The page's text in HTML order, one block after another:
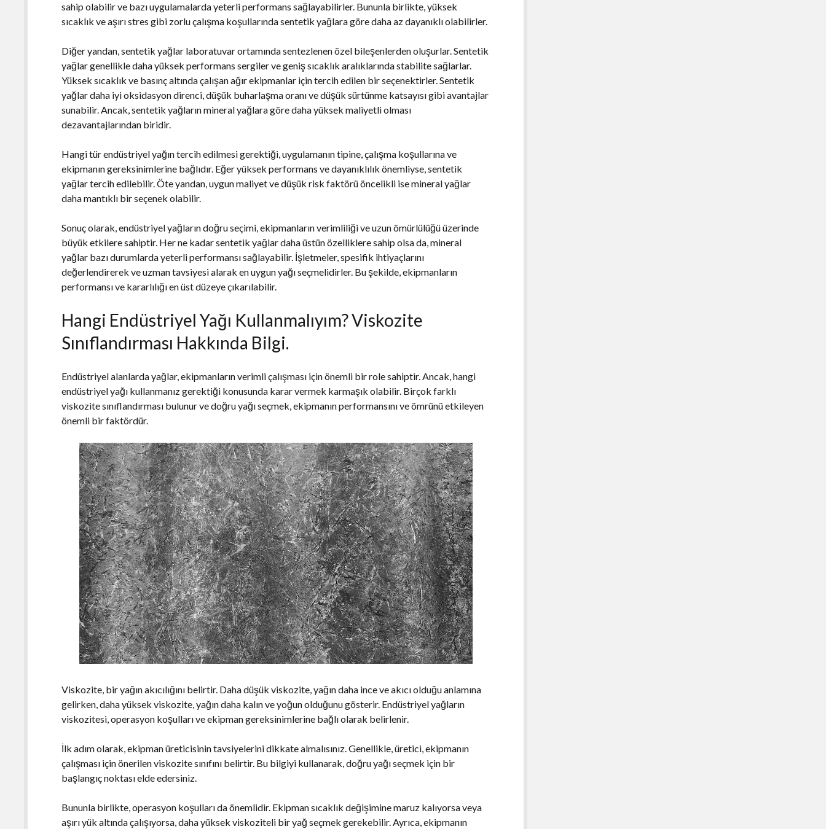
sahip olabilir ve bazı uygulamalarda yeterli performans sağlayabilirler. Bununla birlikte, yüksek
sıcaklık ve aşırı stres gibi zorlu çalışma koşullarında sentetik yağlara göre daha az dayanıklı olabilirler.
Diğer yandan, sentetik yağlar laboratuvar ortamında sentezlenen özel bileşenlerden oluşurlar. Sentetik
yağlar genellikle daha yüksek performans sergiler ve geniş sıcaklık aralıklarında stabilite sağlarlar.
Yüksek sıcaklık ve basınç altında çalışan ağır ekipmanlar için tercih edilen bir seçenektirler. Sentetik
yağlar daha iyi oksidasyon direnci, düşük buharlaşma oranı ve düşük sürtünme katsayısı gibi avantajlar
sunabilir. Ancak, sentetik yağların mineral yağlara göre daha yüksek maliyetli olması
dezavantajlarından biridir.
Hangi tür endüstriyel yağın tercih edilmesi gerektiği, uygulamanın tipine, çalışma koşullarına ve
ekipmanın gereksinimlerine bağlıdır. Eğer yüksek performans ve dayanıklılık önemliyse, sentetik
yağlar tercih edilebilir. Öte yandan, uygun maliyet ve düşük risk faktörü öncelikli ise mineral yağlar
daha mantıklı bir seçenek olabilir.
Sonuç olarak, endüstriyel yağların doğru seçimi, ekipmanların verimliliği ve uzun ömürlülüğü üzerinde
büyük etkilere sahiptir. Her ne kadar sentetik yağlar daha üstün özelliklere sahip olsa da, mineral
yağlar bazı durumlarda yeterli performansı sağlayabilir. İşletmeler, spesifik ihtiyaçlarını
değerlendirerek ve uzman tavsiyesi alarak en uygun yağı seçmelidirler. Bu şekilde, ekipmanların
performansı ve kararlılığı en üst düzeye çıkarılabilir.
Hangi Endüstriyel Yağı Kullanmalıyım? Viskozite
Sınıflandırması Hakkında Bilgi.
Endüstriyel alanlarda yağlar, ekipmanların verimli çalışması için önemli bir role sahiptir. Ancak, hangi
endüstriyel yağı kullanmanız gerektiği konusunda karar vermek karmaşık olabilir. Birçok farklı
viskozite sınıflandırması bulunur ve doğru yağı seçmek, ekipmanın performansını ve ömrünü etkileyen
önemli bir faktördür.
Viskozite, bir yağın akıcılığını belirtir. Daha düşük viskozite, yağın daha ince ve akıcı olduğu anlamına
gelirken, daha yüksek viskozite, yağın daha kalın ve yoğun olduğunu gösterir. Endüstriyel yağların
viskozitesi, operasyon koşulları ve ekipman gereksinimlerine bağlı olarak belirlenir.
İlk adım olarak, ekipman üreticisinin tavsiyelerini dikkate almalısınız. Genellikle, üretici, ekipmanın
çalışması için önerilen viskozite sınıfını belirtir. Bu bilgiyi kullanarak, doğru yağı seçmek için bir
başlangıç noktası elde edersiniz.
Bununla birlikte, operasyon koşulları da önemlidir. Ekipman sıcaklık değişimine maruz kalıyorsa veya
aşırı yük altında çalışıyorsa, daha yüksek viskoziteli bir yağ seçmek gerekebilir. Ayrıca, ekipmanın